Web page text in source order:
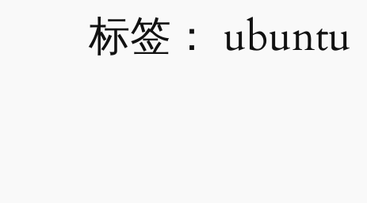
标签： ubuntu